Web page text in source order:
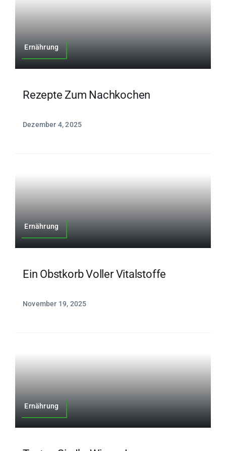
Ernährung
Rezepte Zum Nachkochen
Dezember 4, 2025
Ernährung
Ein Obstkorb Voller Vitalstoffe
November 19, 2025
Ernährung